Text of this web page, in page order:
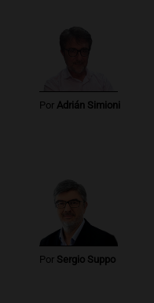
Episodios
Audio. La
colaboración
la educación y
Panorama Federal
historia nacida
Viva la Radio
Episodios
Audio.
de León XIV a
Por Adrián Simioni
Por Sergio Suppo